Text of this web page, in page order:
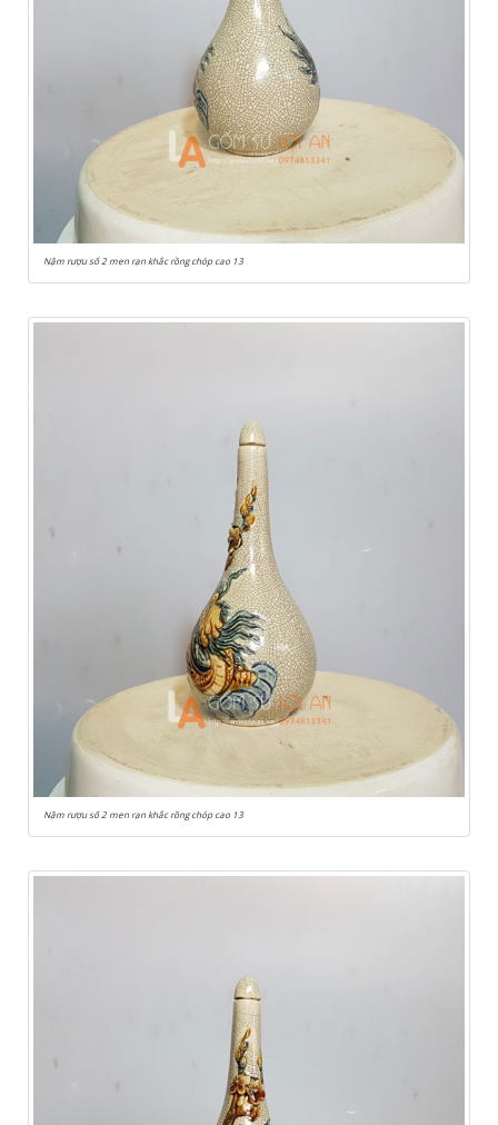
Nậm rượu số 2 men rạn khắc rồng chóp cao 13
Nậm rượu số 2 men rạn khắc rồng chóp cao 13